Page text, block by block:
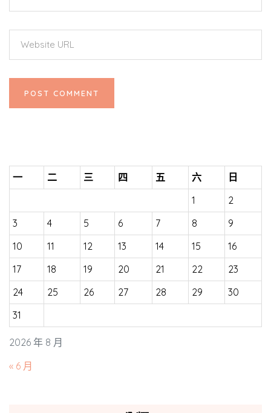
2026 年 8 月
一 二 三 四 五 六
日
1
2
3
4 5 6 7 8
9
10
11 12 13 14 15
16
17
18 19 20 21 22
23
24
25 26 27 28 29
30
31
« 6 月